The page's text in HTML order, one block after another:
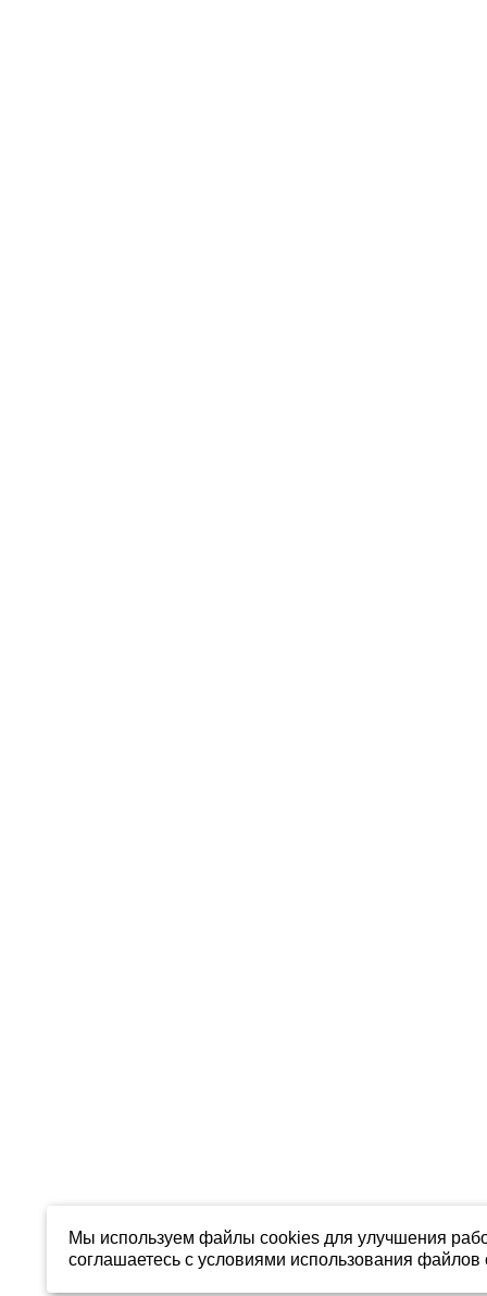
Мы используем файлы cookies для улучшения
соглашаетесь с условиями использования файлов